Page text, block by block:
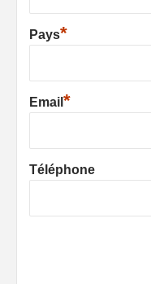
Pays*
Email *
Téléphone